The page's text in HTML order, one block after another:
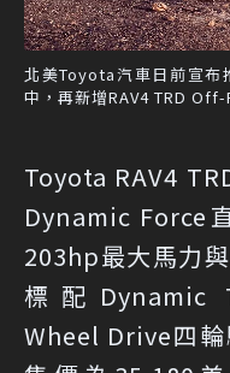
北美Toyota汽車日前宣布
中，再新增RAV4 TRD
Toyota RAV4
Dynamic Force
203hp最大馬力
標配Dynamic
Wheel Drive四